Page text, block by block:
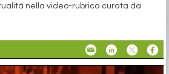
nella video-rubrica curata da